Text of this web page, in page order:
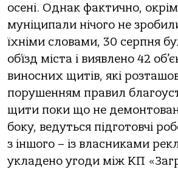
осені. Однак фактично,
муніципали нічого не
їхніми словами, 30 серпня
об’їзд міста і виявлено 42
виносних щитів, які
порушенням правил
щити поки що не
боку, ведуться підготовчі
з іншого – із власниками
укладено угоди між КП